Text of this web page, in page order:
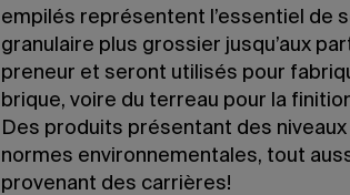
empilés représentent l’essentiel de
granulaire plus grossier jusqu’aux
preneur et seront utilisés pour
brique, voire du terreau pour la
Des produits présentant des
normes environnemen­tales, tout
provenant des carrières!